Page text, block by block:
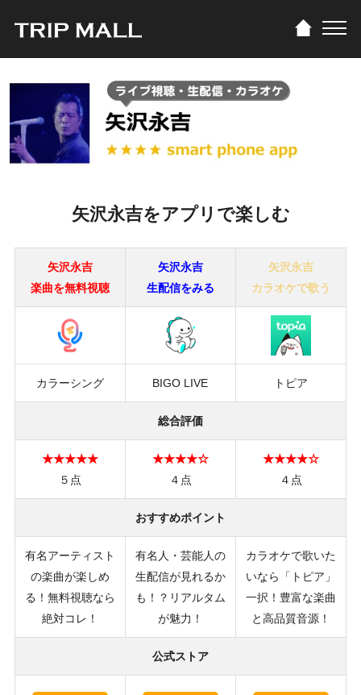
矢沢永吉をアプリで楽しむ
矢沢永吉
楽曲を無料視聴
矢沢永吉
生配信をみる
矢沢永吉
カラオケで歌う
カラーシング BIGO LIVE トピア
総合評価
★★★★★
５点
★★★★☆
４点
★★★★☆
４点
おすすめポイント
有名アーティスト
の楽曲が楽しめ
る！無料視聴なら
絶対コレ！
有名人・芸能人の
生配信が見れるか
も！？リアルタム
が魅力！
カラオケで歌いた
いなら「トピア」
一択！豊富な楽曲
と高品質音源！
公式ストア